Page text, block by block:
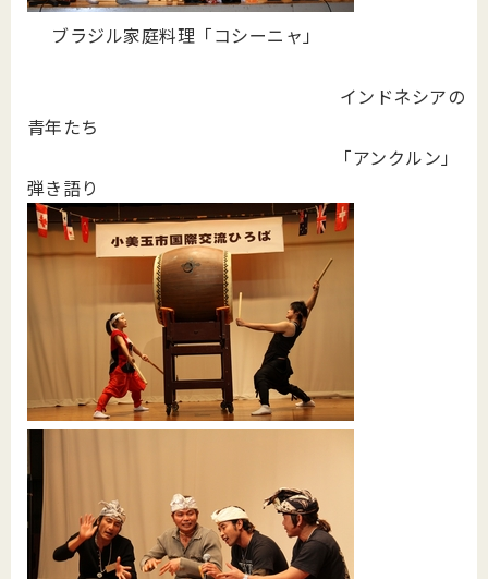
ブラジル家庭料理「コシーニャ」
インドネシアの
青年たち
「アンクルン」
弾き語り